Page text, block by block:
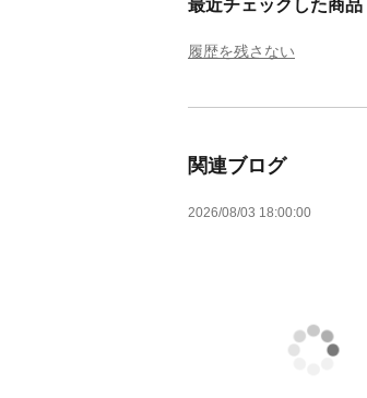
最近チェックした商品
履歴を残さない
関連ブログ
2026/08/03 18:00:00